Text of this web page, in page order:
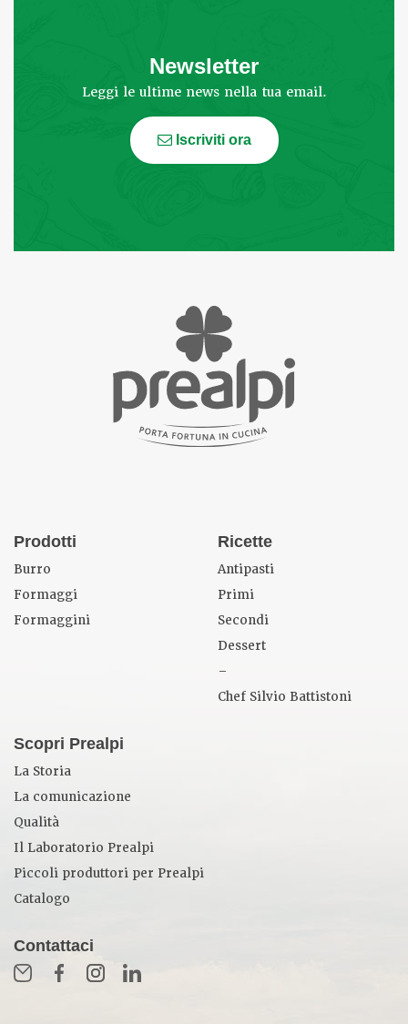
Newsletter
Leggi le ultime news nella tua email.
Iscriviti ora
Prodotti
Burro
Formaggi
Formaggini
Ricette
Antipasti
Primi
Secondi
Dessert
–
Chef Silvio Battistoni
Scopri Prealpi
La Storia
La comunicazione
Qualità
Il Laboratorio Prealpi
Piccoli produttori per Prealpi
Catalogo
Contattaci